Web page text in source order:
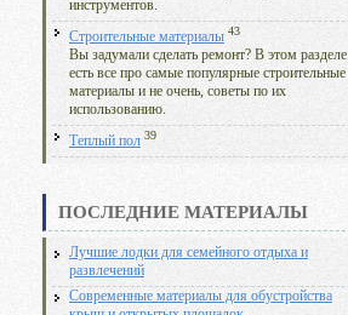
инструментов.
Строительные материалы 43
Вы задумали сделать ремонт? В этом разделе
есть все про самые популярные строительные
материалы и не очень, советы по их
использованию.
Теплый пол 39
ПОСЛЕДНИЕ МАТЕРИАЛЫ
Лучшие лодки для семейного отдыха и
развлечений
Современные материалы для обустройства